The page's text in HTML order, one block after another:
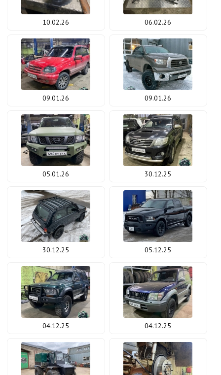
10.02.26 06.02.26
09.01.26 09.01.26
05.01.26 30.12.25
30.12.25 05.12.25
04.12.25 04.12.25